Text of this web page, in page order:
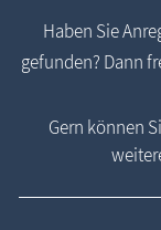
Haben Sie
gefunden? Dann
Gern können